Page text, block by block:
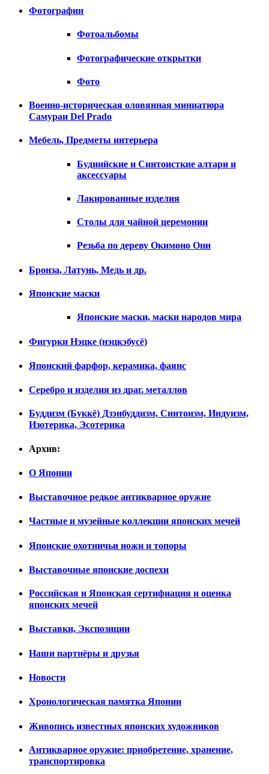
Фотографии
Фотоальбомы
Фотографические открытки
Фото
Военно-историческая оловянная миниатюра
Самураи Del Prado
Мебель, Предметы интерьера
Будиийские и Синтоисткие алтари и
аксессуары
Лакированные изделия
Столы для чайной церемонии
Резьба по дереву Окимоно Они
Бронза, Латунь, Медь и др.
Японские маски
Японские маски, маски народов мира
Фигурки Нэцке (нэцкэбусё)
Японский фарфор, керамика, фаянс
Серебро и изделия из драг. металлов
Буддизм (Буккё) Дзэнбуддизм, Синтоизм, Индуизм,
Изотерика, Эсотерика
Архив:
О Японии
Выставочное редкое антикварное оружие
Частные и музейные коллекции японских мечей
Японские охотничьи ножи и топоры
Выставочные японские доспехи
Российская и Японская сертифиация и оценка
японских мечей
Выставки, Экспозиции
Наши партнёры и друзья
Новости
Хронологическая памятка Японии
Живопись известных японских художников
Антикварное оружие: приобретение, хранение,
транспортировка